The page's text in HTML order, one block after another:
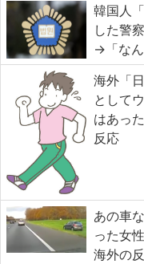
韓国人
した警
→「なん
海外「
として
はあっ
反応
あの車
った女
海外の